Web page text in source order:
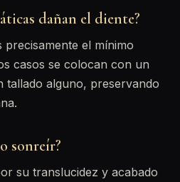
dañan el diente?
precisamente el mínimo
casos se colocan con un
tallado alguno, preservando
sonreír?
su translucidez y acabado